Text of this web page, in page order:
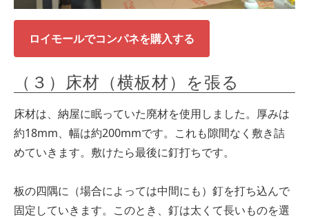
ロイモールでコンパネを購入する
（３）床材（横板材）を張る
床材は、納屋に眠っていた廃材を使用しました。厚みは
約18mm、幅は約200mmです。これも隙間なく敷き詰
めていきます。敷けたら最後に釘打ちです。
板の四隅に（場合によっては中間にも）釘を打ち込んで
固定していきます。このとき、釘は太くて長いものを選